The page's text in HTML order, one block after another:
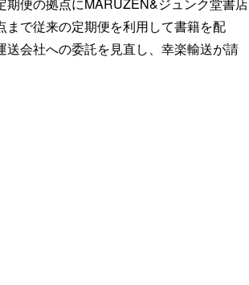
で従来の定期便を利用して書籍を配
会社への委託を見直し、幸楽輸送が請